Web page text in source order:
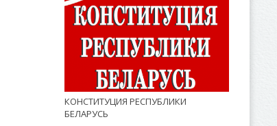
КОНСТИТУЦИЯ РЕСПУБЛИКИ
БЕЛАРУСЬ